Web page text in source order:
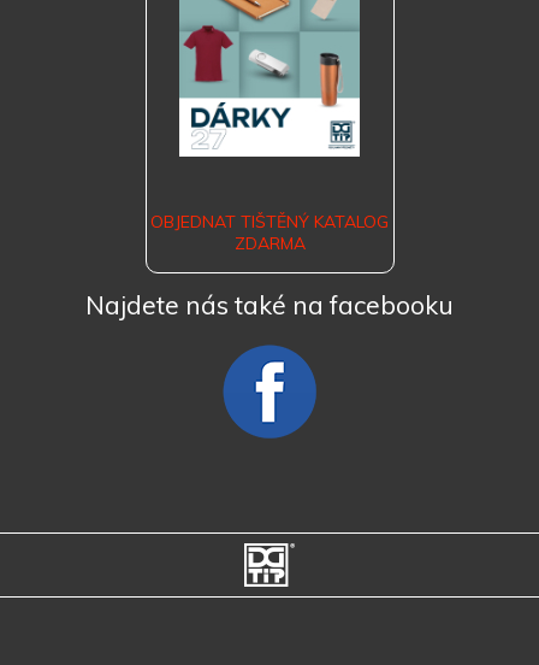
OBJEDNAT TIŠTĚNÝ KATALOG
ZDARMA
Najdete nás také na facebooku